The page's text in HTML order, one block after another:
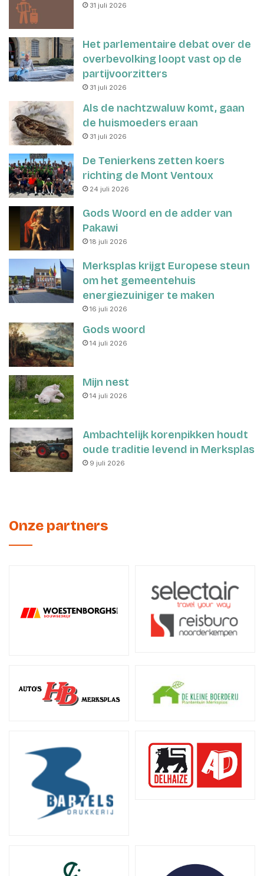
31 juli 2026
Het parlementaire debat over de
overbevolking loopt vast op de
partijvoorzitters
31 juli 2026
Als de nachtzwaluw komt, gaan
de huismoeders eraan
31 juli 2026
De Tenierkens zetten koers
richting de Mont Ventoux
24 juli 2026
Gods Woord en de adder van
Pakawi
18 juli 2026
Merksplas krijgt Europese steun
om het gemeentehuis
energiezuiniger te maken
16 juli 2026
Gods woord
14 juli 2026
Mijn nest
14 juli 2026
Ambachtelijk korenpikken houdt
oude traditie levend in Merksplas
9 juli 2026
Onze partners